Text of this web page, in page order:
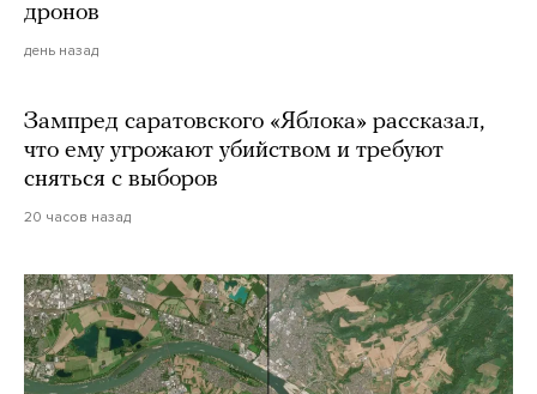
дронов
день назад
Зампред саратовского «Яблока» рассказал,
что ему угрожают убийством и требуют
сняться с выборов
20 часов назад